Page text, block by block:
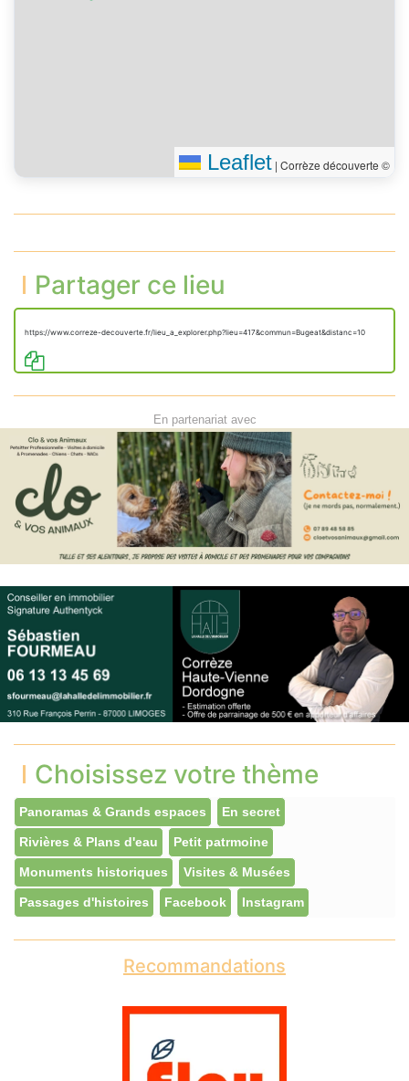
Leaflet | Corrèze découverte ©
Partager ce lieu
https://www.correze-decouverte.fr/lieu_a_explorer.php?lieu=417&commun=Bugeat&distanc=10
En partenariat avec
Choisissez votre thème
Panoramas & Grands espaces En secret
Rivières & Plans d'eau Petit patrmoine
Monuments historiques Visites & Musées
Passages d'histoires Facebook Instagram
Recommandations